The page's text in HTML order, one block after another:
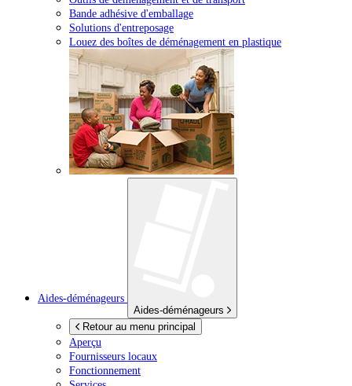
Bande adhésive d'emballage
Solutions d'entreposage
Louez des boîtes de déménagement en plastique
Aides-déménageurs
Aides-déménageurs
Retour au menu principal
Aperçu
Fournisseurs locaux
Fonctionnement